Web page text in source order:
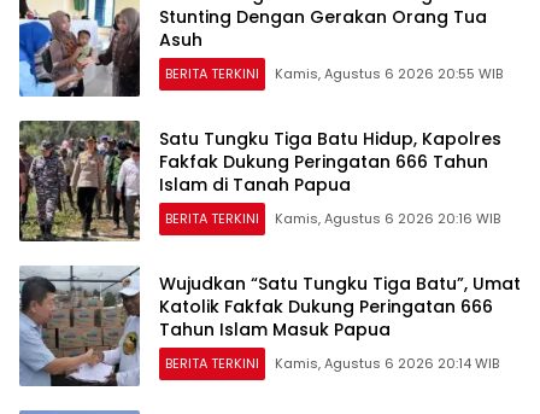
Stunting Dengan Gerakan Orang Tua
Asuh
BERITA TERKINI Kamis, Agustus 6 2026 20:55 WIB
Satu Tungku Tiga Batu Hidup, Kapolres
Fakfak Dukung Peringatan 666 Tahun
Islam di Tanah Papua
BERITA TERKINI Kamis, Agustus 6 2026 20:16 WIB
Wujudkan “Satu Tungku Tiga Batu”, Umat
Katolik Fakfak Dukung Peringatan 666
Tahun Islam Masuk Papua
BERITA TERKINI Kamis, Agustus 6 2026 20:14 WIB